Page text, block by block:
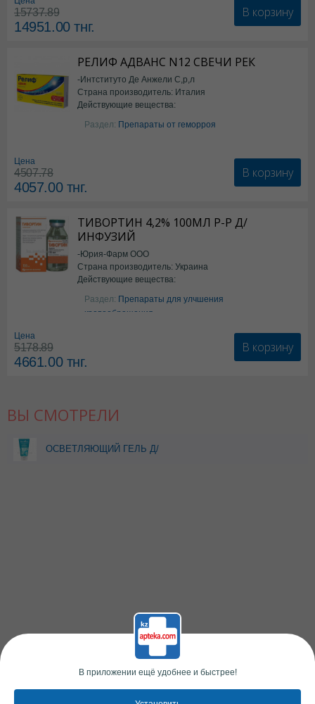
15737.89
14951.00тнг.
В корзину
РЕЛИФ АДВАНС N12 СВЕЧИ РЕК
-Интституто Де Анжели С,р,л
Страна производитель: Италия
Действующие вещества:
Бензокаин
Раздел: Препараты от геморроя
Цена
4507.78
4057.00тнг.
В корзину
ТИВОРТИН 4,2% 100МЛ Р-Р Д/
ИНФУЗИЙ
-Юрия-Фарм ООО
Страна производитель: Украина
Действующие вещества:
Аргинин
Раздел: Препараты для улчшения
кровообращения
Цена
5178.89
4661.00тнг.
В корзину
ВЫ СМОТРЕЛИ
ОСВЕТЛЯЮЩИЙ ГЕЛЬ Д/
В приложении ещё удобнее и быстрее!